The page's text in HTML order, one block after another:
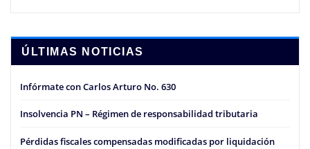
ÚLTIMAS NOTICIAS
Infórmate con Carlos Arturo No. 630
Insolvencia PN – Régimen de responsabilidad tributaria
Pérdidas fiscales compensadas modificadas por liquidación